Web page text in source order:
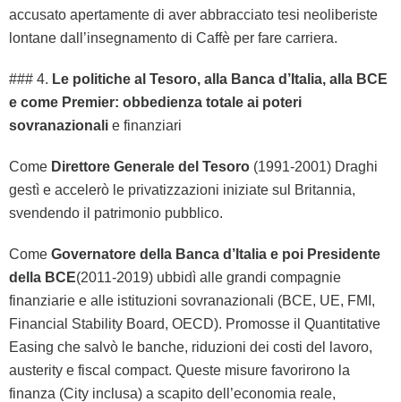
accusato apertamente di aver abbracciato tesi neoliberiste
lontane dall’insegnamento di Caffè per fare carriera.
### 4. Le politiche al Tesoro, alla Banca d’Italia, alla BCE
e come Premier: obbedienza totale ai poteri
sovranazionali e finanziari
Come Direttore Generale del Tesoro (1991-2001) Draghi
gestì e accelerò le privatizzazioni iniziate sul Britannia,
svendendo il patrimonio pubblico.
Come Governatore della Banca d’Italia e poi Presidente
della BCE(2011-2019) ubbidì alle grandi compagnie
finanziarie e alle istituzioni sovranazionali (BCE, UE, FMI,
Financial Stability Board, OECD). Promosse il Quantitative
Easing che salvò le banche, riduzioni dei costi del lavoro,
austerity e fiscal compact. Queste misure favorirono la
finanza (City inclusa) a scapito dell’economia reale,